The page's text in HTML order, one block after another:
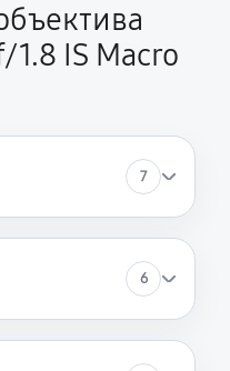
1.8 IS Macro
7
6